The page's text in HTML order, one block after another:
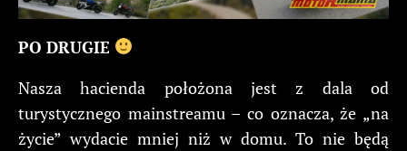
PO DRUGIE
Nasza hacienda położona jest z dala od
turystycznego mainstreamu – co oznacza, że „na
życie” wydacie mniej niż w domu. To nie będą